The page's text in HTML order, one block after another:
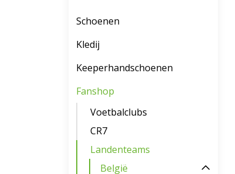
Schoenen
Kledij
Keeperhandschoenen
Fanshop
Voetbalclubs
CR7
Landenteams
België